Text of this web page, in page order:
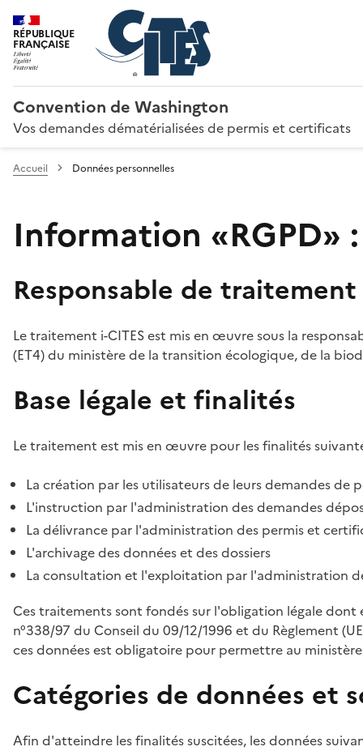
RÉPUBLIQUE
FRANÇAISE
Convention de Washington
Vos demandes dématérialisées de permis et certificats
Accueil Données personnelles
Information «RGPD»
Responsable de traitement
Le traitement i-CITES est mis en œuvre sous la
(ET4) du ministère de la transition écologique, de la
Base légale et finalités
Le traitement est mis en œuvre pour les finalités
La création par les utilisateurs de leurs demandes
L'instruction par l'administration des demandes
La délivrance par l'administration des permis et
L'archivage des données et des dossiers
La consultation et l'exploitation par l'administration
Ces traitements sont fondés sur l'obligation légale
n°338/97 du Conseil du 09/12/1996 et du Règlement
ces données est obligatoire pour permettre au
Catégories de données et
Afin d'atteindre les finalités suscitées, les données